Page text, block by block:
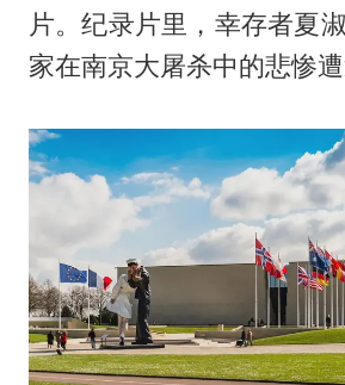
片。纪录片里，幸存者夏
家在南京大屠杀中的悲惨遭